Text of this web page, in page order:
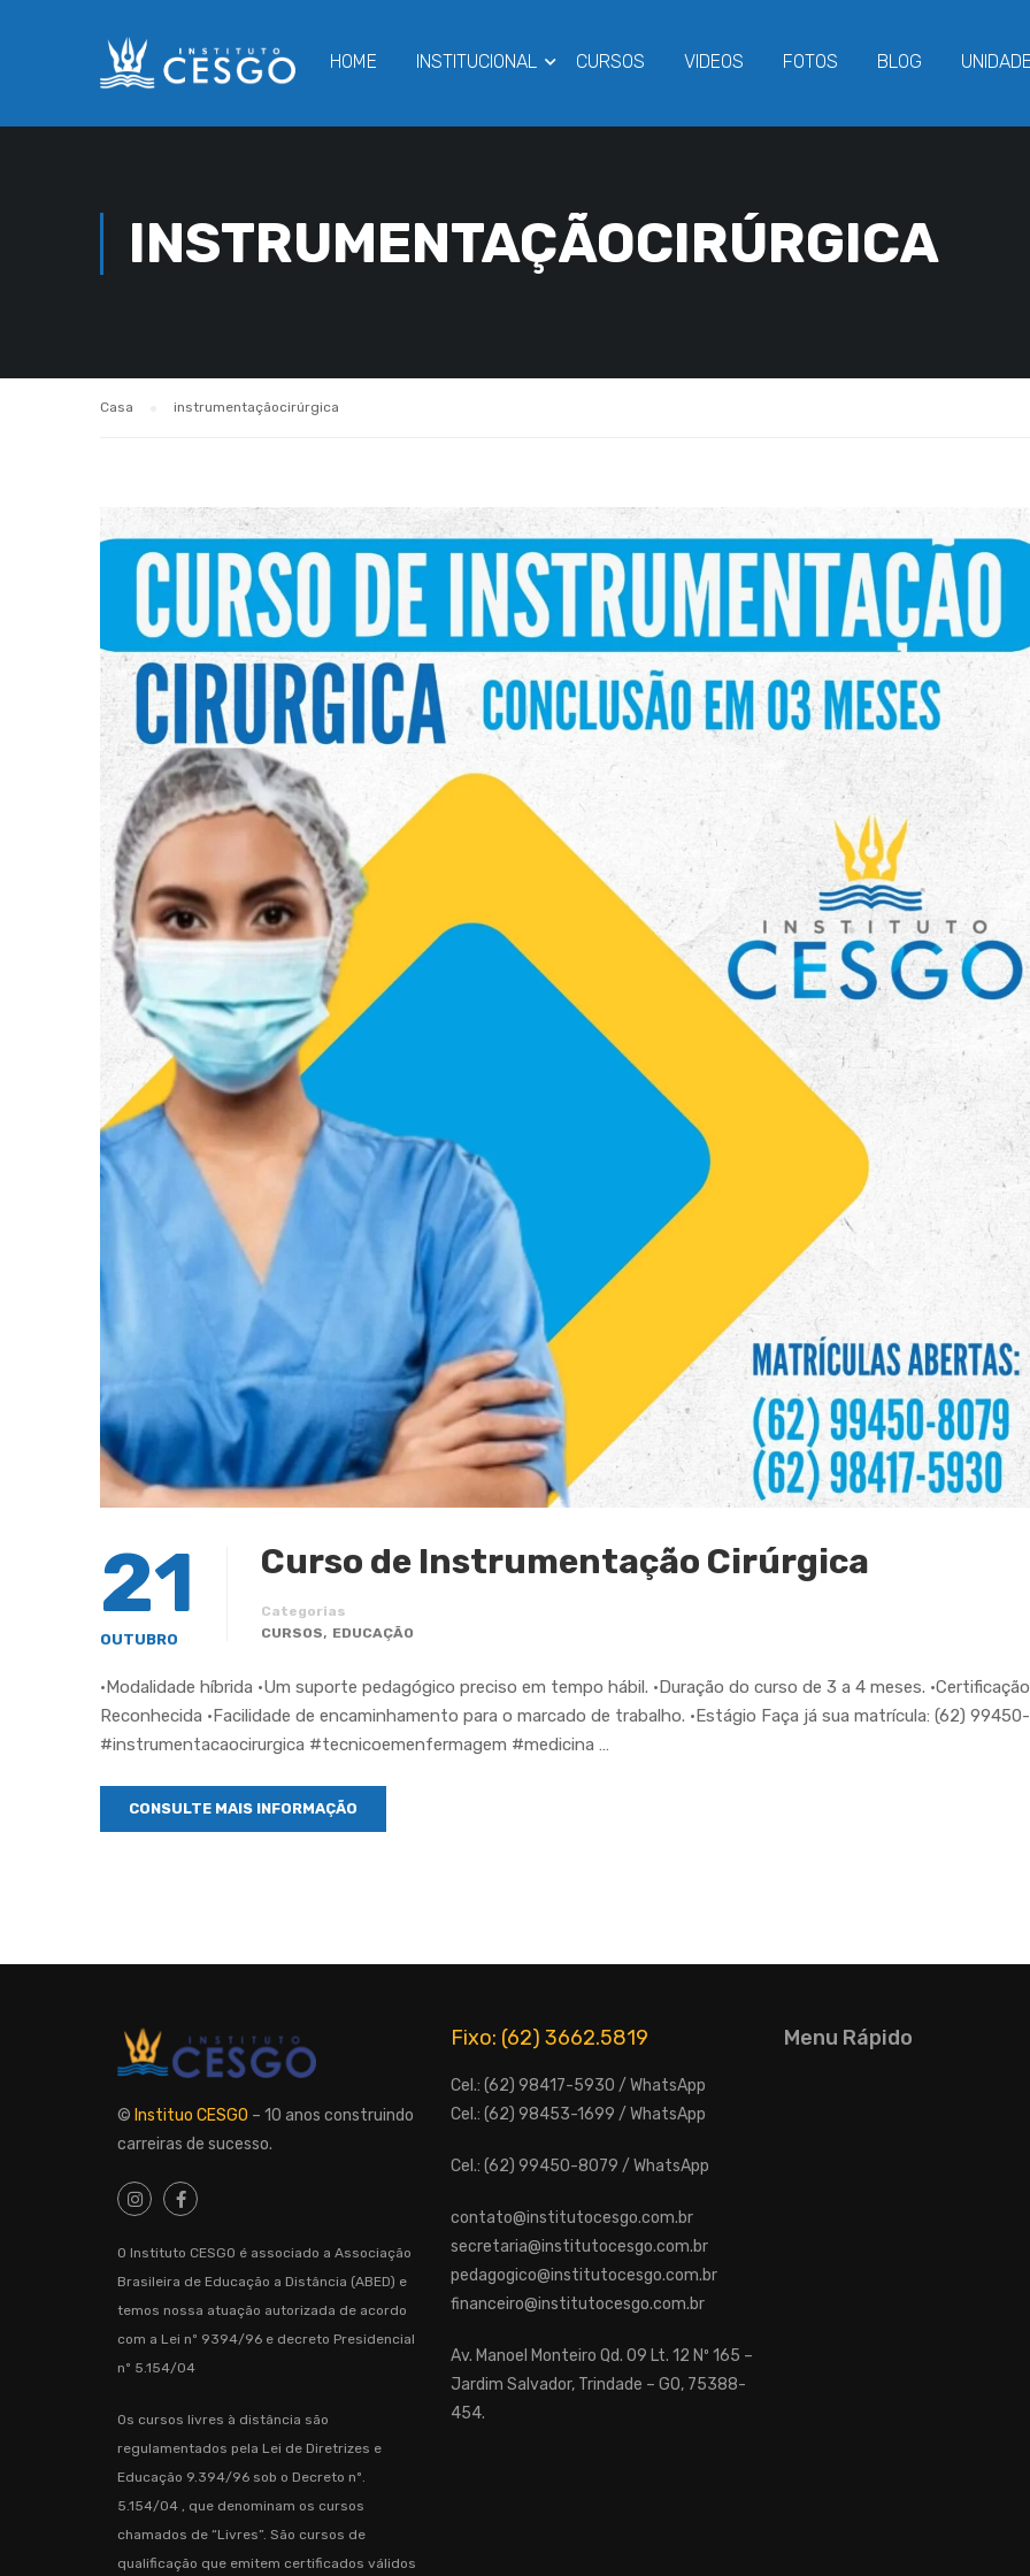
HOME INSTITUCIONAL CURSOS VIDEOS FOTOS BLOG
INSTRUMENTAÇÃOCIRÚRGICA
Casa instrumentaçãocirúrgica
21
OUTUBRO
Curso de Instrumentação Cirúrgica
Categorias
CURSOS, EDUCAÇÃO
•Modalidade híbrida •Um suporte pedagógico preciso em tempo hábil. •Duração do curso de 3 a 4 meses. •Certificação
Reconhecida •Facilidade de encaminhamento para o marcado de trabalho. •Estágio Faça já sua matrícula: (62)
#instrumentacaocirurgica #tecnicoemenfermagem #medicina …
CONSULTE MAIS INFORMAÇÃO
© Instituo CESGO – 10 anos construindo
carreiras de sucesso.
O Instituto CESGO é associado a Associação
Brasileira de Educação a Distância (ABED) e
temos nossa atuação autorizada de acordo
com a Lei nº 9394/96 e decreto Presidencial
nº 5.154/04
Os cursos livres à distância são
regulamentados pela Lei de Diretrizes e
Educação 9.394/96 sob o Decreto nº.
5.154/04 , que denominam os cursos
chamados de “Livres”. São cursos de
qualificação que emitem certificados válidos
Fixo: (62) 3662.5819
Cel.: (62) 98417-5930 / WhatsApp
Cel.: (62) 98453-1699 / WhatsApp
Cel.: (62) 99450-8079 / WhatsApp
contato@institutocesgo.com.br
secretaria@institutocesgo.com.br
pedagogico@institutocesgo.com.br
financeiro@institutocesgo.com.br
Av. Manoel Monteiro Qd. 09 Lt. 12 Nº 165 –
Jardim Salvador, Trindade – GO, 75388-
454.
Menu Rápido